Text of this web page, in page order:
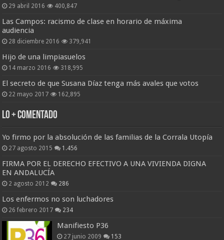
29 abril 2016 400,847
Las Campos: racismo de clase en horario de máxima
audiencia
28 diciembre 2016 379,941
Hijo de una limpiasuelos
14 marzo 2016 318,995
El secreto de que Susana Díaz tenga más avales que votos
22 mayo 2017 162,895
Lo + Comentado
Yo firmo por la absolución de las familias de la Corrala Utopía
27 agosto 2015 1.456
FIRMA POR EL DERECHO EFECTIVO A UNA VIVIENDA DIGNA
EN ANDALUCÍA
2 agosto 2012 286
Los enfermos no son luchadores
26 febrero 2017 234
Manifiesto P36
27 junio 2009 153